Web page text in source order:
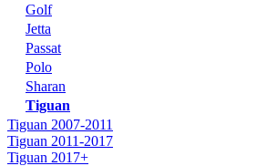
Golf
Jetta
Passat
Polo
Sharan
Tiguan
Tiguan 2007-2011
Tiguan 2011-2017
Tiguan 2017+